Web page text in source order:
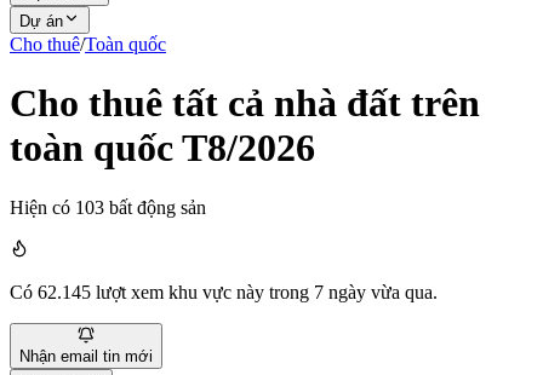
Dự án
Cho thuê/Toàn quốc
Cho thuê tất cả nhà đất trên
toàn quốc T8/2026
Hiện có 103 bất động sản
Có 62.145 lượt xem khu vực này trong 7 ngày vừa qua.
Nhận email tin mới